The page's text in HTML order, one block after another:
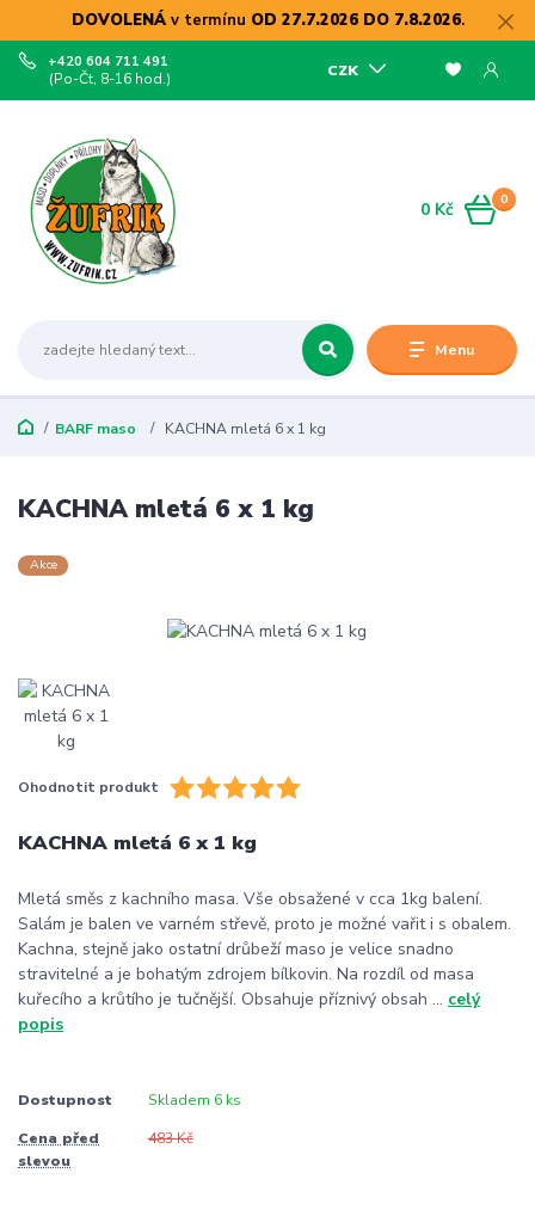
DOVOLENÁv termínu OD 27.7.2026 DO 7.8.2026.
Menu
CZK
+420 604 711 491
(Po-Čt, 8-16 hod.)
0
0 Kč
BARF maso KACHNA mletá 6 x 1 kg
KACHNA mletá 6 x 1 kg
Akce
Ohodnotit produkt
KACHNA mletá 6 x 1 kg
Mletá směs z kachního masa. Vše obsažené v cca 1kg balení.
Salám je balen ve varném střevě, proto je možné vařit i s obalem.
Kachna, stejně jako ostatní drůbeží maso je velice snadno
stravitelné a je bohatým zdrojem bílkovin. Na rozdíl od masa
kuřecího a krůtího je tučnější. Obsahuje příznivý obsah ... celý
popis
Dostupnost Skladem 6 ks
Cena před
slevou
483 Kč